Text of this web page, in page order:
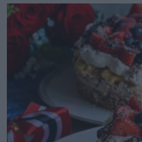
Hopp
hovedinnhold